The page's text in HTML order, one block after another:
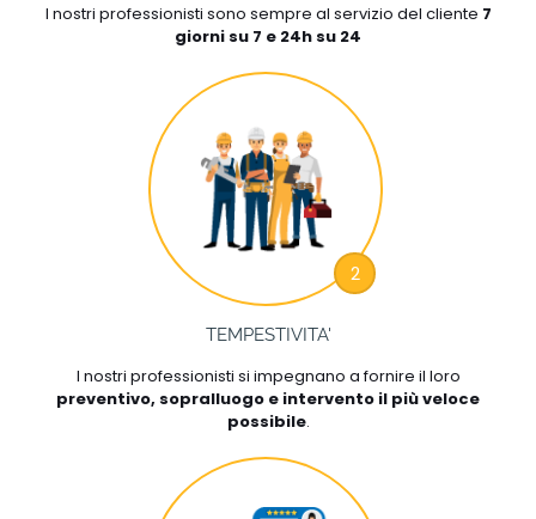
I nostri professionisti sono sempre al servizio del cliente 7
giorni su 7 e 24h su 24
2
TEMPESTIVITA'
I nostri professionisti si impegnano a fornire il loro
preventivo, sopralluogo e intervento il più veloce
possibile.